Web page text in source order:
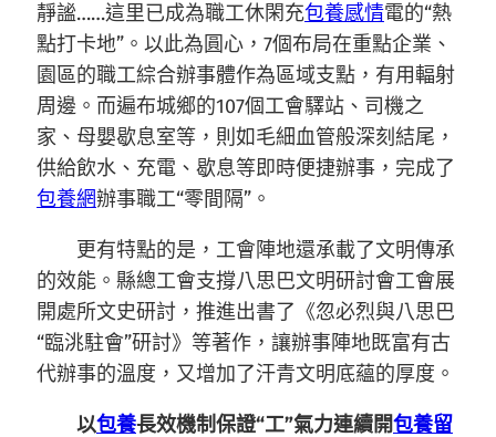
靜謐……這里已成為職工休閑充包養感情電的“熱
點打卡地”。以此為圓心，7個布局在重點企業、
園區的職工綜合辦事體作為區域支點，有用輻射
周邊。而遍布城鄉的107個工會驛站、司機之
家、母嬰歇息室等，則如毛細血管般深刻結尾，
供給飲水、充電、歇息等即時便捷辦事，完成了
包養網辦事職工“零間隔”。
更有特點的是，工會陣地還承載了文明傳承
的效能。縣總工會支撐八思巴文明研討會工會展
開處所文史研討，推進出書了《忽必烈與八思巴
“臨洮駐會”研討》等著作，讓辦事陣地既富有古
代辦事的溫度，又增加了汗青文明底蘊的厚度。
以包養長效機制保證“工”氣力連續開包養留